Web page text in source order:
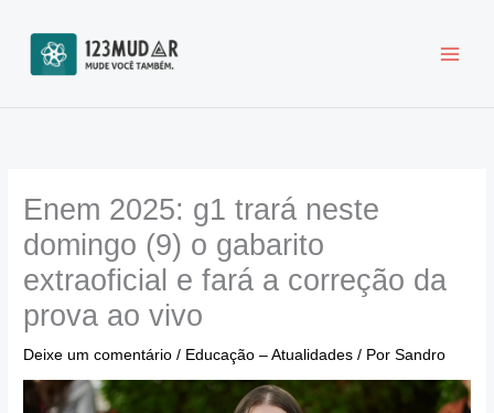
para
conteúdo
Enem 2025: g1 trará neste
domingo (9) o gabarito
extraoficial e fará a correção da
prova ao vivo
Deixe um comentário / Educação – Atualidades / PorSandro